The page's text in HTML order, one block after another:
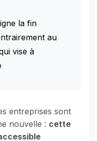
la fin
au
vise à
entreprises sont
nouvelle : cette